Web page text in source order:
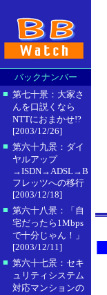
バックナンバー
■ 第七十景：大家さ
んを口説くなら
NTTにおまかせ!?
[2003/12/26]
■ 第六十九景：ダイ
ヤルアップ
→ISDN→ADSL→B
フレッツへの移行
[2003/12/18]
■ 第六十八景：「自
宅だったら1Mbps
で十分じゃん！」
[2003/12/11]
■ 第六十七景：セキ
ュリティシステム
対応マンションの